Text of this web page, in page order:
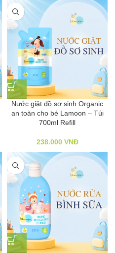
Nước giặt đồ sơ sinh Organic
an toàn cho bé Lamoon – Túi
700ml Refill
238.000 VNĐ